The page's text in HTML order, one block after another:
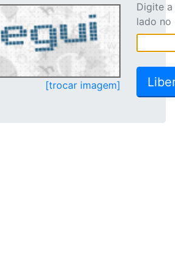
[trocar imagem]
Digite
lado no